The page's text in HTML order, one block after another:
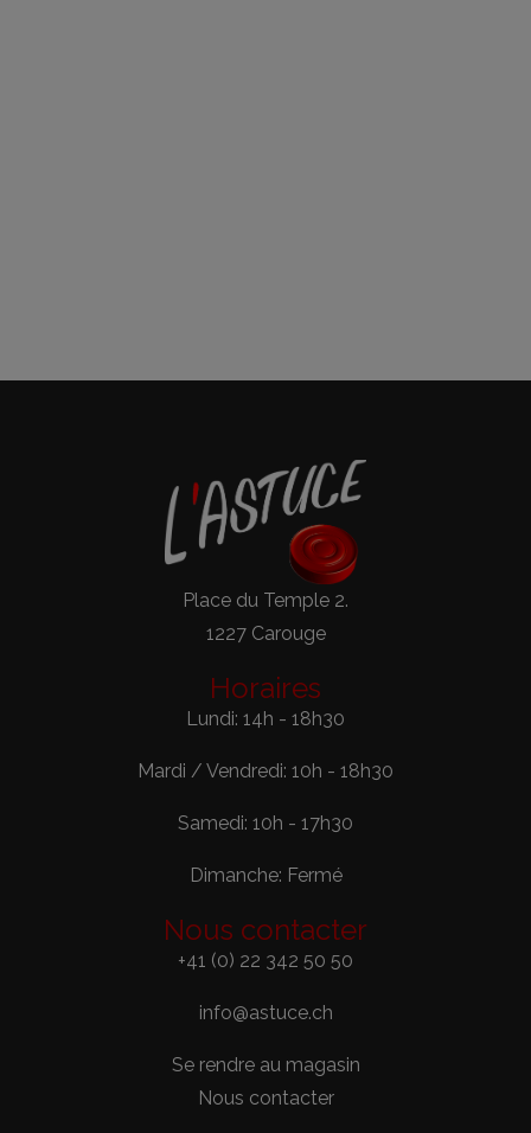
Place du Temple 2.
1227 Carouge
Horaires
Lundi: 14h - 18h30
Mardi / Vendredi: 10h - 18h30
Samedi: 10h - 17h30
Dimanche: Fermé
Nous contacter
+41 (0) 22 342 50 50
info@astuce.ch
Se rendre au magasin
Nous contacter